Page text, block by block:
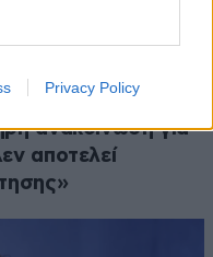
Privacy Policy
ανακοίνωση για
αποτελεί